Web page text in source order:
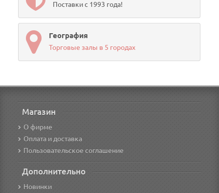
Поставки с 1993 года!
География
Торговые залы в 5 городах
Магазин
О фирме
Оплата и доставка
Пользовательское соглашение
Дополнительно
Новинки